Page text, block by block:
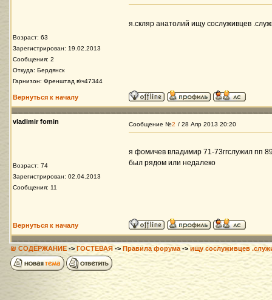
Возраст: 63
Зарегистрирован: 19.02.2013
Сообщения: 2
Откуда: Бердянск
Гарнизон: Френштад в\ч47344
я.скляр анатолий ищу сослуживцев
Вернуться к началу
vladimir fomin
Возраст: 74
Зарегистрирован: 02.04.2013
Сообщения: 11
Сообщение №2 / 28 Апр 2013 20:20
я фомичев владимир 71-73ггслужил пп
был рядом или недалеко
Вернуться к началу
₪ СОДЕРЖАНИЕ->ГОСТЕВАЯ->Правила форума->ищу сослуживцев